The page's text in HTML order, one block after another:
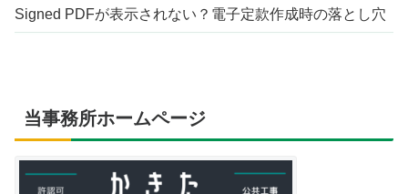
Signed PDFが表示されない？電子定款作成時の落とし穴
当事務所ホームページ